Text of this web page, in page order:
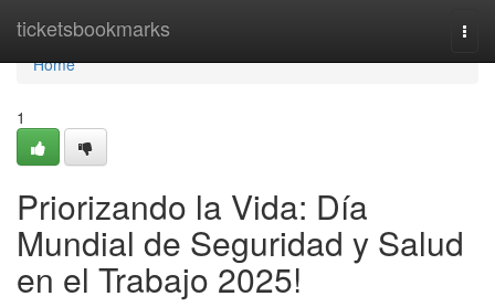
ticketsbookmarks
Home
Home
1
Priorizando la Vida: Día
Mundial de Seguridad y Salud
en el Trabajo 2025!